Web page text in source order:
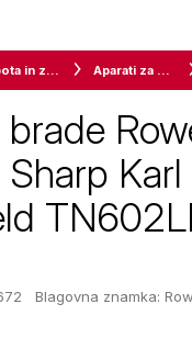
Lepota in zdravje Aparati za osebno nego
Sharp Karl
Blagovna znamka: